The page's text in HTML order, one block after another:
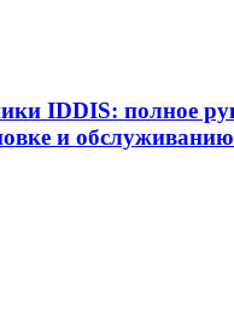
IDDIS: полное
и обслуживанию